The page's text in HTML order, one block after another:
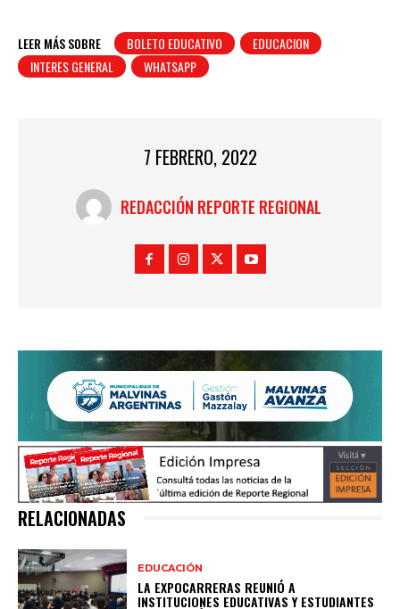
LEER MÁS SOBRE BOLETO EDUCATIVO
EDUCACION
INTERES GENERAL
WHATSAPP
7 FEBRERO, 2022
REDACCIÓN REPORTE REGIONAL
RELACIONADAS
EDUCACIÓN
LA EXPOCARRERAS REUNIÓ A
INSTITUCIONES EDUCATIVAS Y ESTUDIANTES